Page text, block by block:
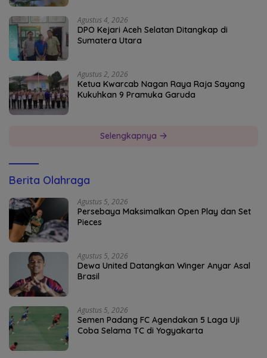
Agustus 4, 2026
DPO Kejari Aceh Selatan Ditangkap di
Sumatera Utara
Agustus 2, 2026
Ketua Kwarcab Nagan Raya Raja Sayang
Kukuhkan 9 Pramuka Garuda
Selengkapnya
Berita Olahraga
Agustus 5, 2026
Persebaya Maksimalkan Open Play dan Set
Pieces
Agustus 5, 2026
Dewa United Datangkan Winger Anyar Asal
Brasil
Agustus 5, 2026
Semen Padang FC Agendakan 5 Laga Uji
Coba Selama TC di Yogyakarta